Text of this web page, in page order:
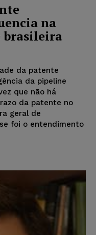
na
brasileira
da patente
da pipeline
que não há
da patente no
geral de
foi o entendimento